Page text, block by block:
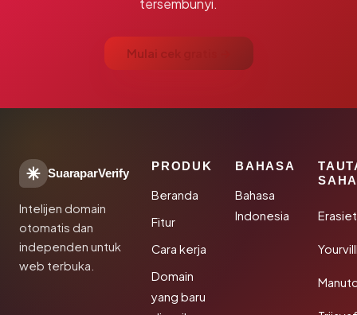
tersembunyi.
Mulai cek gratis →
SuaraparVerify
Intelijen domain
otomatis dan
independen untuk
web terbuka.
PRODUK
Beranda
Fitur
Cara kerja
Domain
yang baru
BAHASA
Bahasa
Indonesia